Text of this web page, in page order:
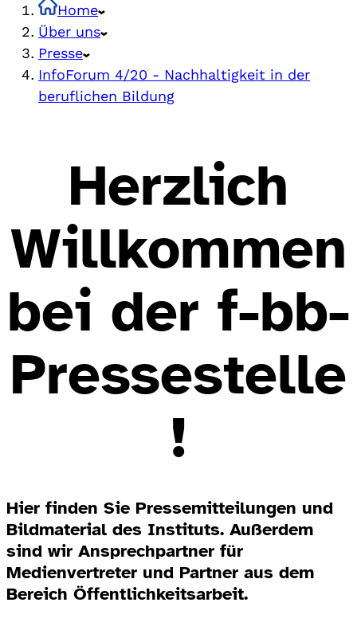
Home
Über uns
Presse
InfoForum 4/20 - Nachhaltigkeit in der
beruflichen Bildung
Herzlich
Willkommen
bei der f-bb-
Pressestelle
!
Hier finden Sie Pressemitteilungen und
Bildmaterial des Instituts. Außerdem
sind wir Ansprechpartner für
Medienvertreter und Partner aus dem
Bereich Öffentlichkeitsarbeit.